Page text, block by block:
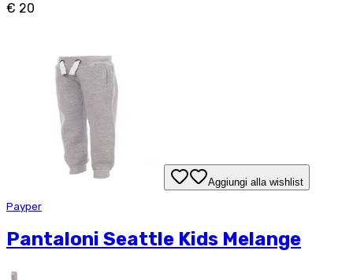
€ 20
Aggiungi alla wishlist
Payper
Pantaloni Seattle Kids Melange